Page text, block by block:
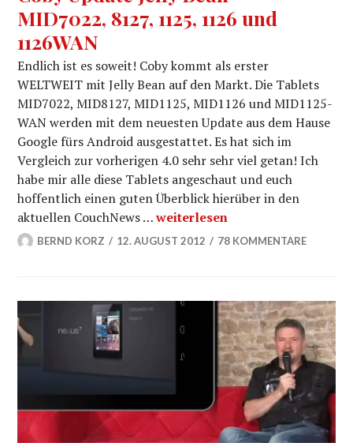
MID7022, 8127, 1125, 1126 und
1126WAN
Endlich ist es soweit! Coby kommt als erster
WELTWEIT mit Jelly Bean auf den Markt. Die Tablets
MID7022, MID8127, MID1125, MID1126 und MID1125-
WAN werden mit dem neuesten Update aus dem Hause
Google fürs Android ausgestattet. Es hat sich im
Vergleich zur vorherigen 4.0 sehr sehr viel getan! Ich
habe mir alle diese Tablets angeschaut und euch
hoffentlich einen guten Überblick hierüber in den
aktuellen CouchNews …Coby Update Jelly Bean –
weiterlesen
BERND KORZ 12. AUGUST 2012 78 KOMMENTARE